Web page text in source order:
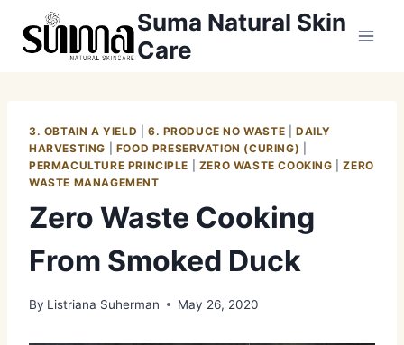
Suma Natural Skin
Care
3. OBTAIN A YIELD 6. PRODUCE NO WASTE |DAILY
HARVESTING
FOOD PRESERVATION (CURING)
PERMACULTURE PRINCIPLE
ZERO WASTE COOKING |ZERO
WASTE MANAGEMENT
Zero Waste Cooking
From Smoked Duck
By Listriana Suherman May 26, 2020